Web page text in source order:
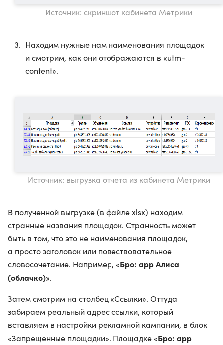
Источник: скриншот кабинета Метрики
Находим нужные нам наименования площадок
и смотрим, как они отображаются в «utm-
content».
Источник: выгрузка отчета из кабинета Метрики
В полученной выгрузке (в файле xlsx) находим
странные названия площадок. Странность может
быть в том, что это не наименования площадок,
а просто заголовок или повествовательное
словосочетание. Например, «Бро: app Алиса
(облачко)».
Затем смотрим на столбец «Ссылки». Оттуда
забираем реальный адрес ссылки, который
вставляем в настройки рекламной кампании, в блок
«Запрещенные площадки». Площадке «Бро: app